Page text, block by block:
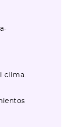
clima.